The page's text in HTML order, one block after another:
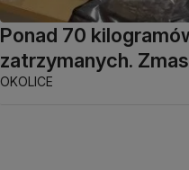
Ponad 70
zatrzymanych.
OKOLICE